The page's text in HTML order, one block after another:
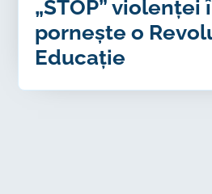
„STOP” violenței
pornește o
Educație